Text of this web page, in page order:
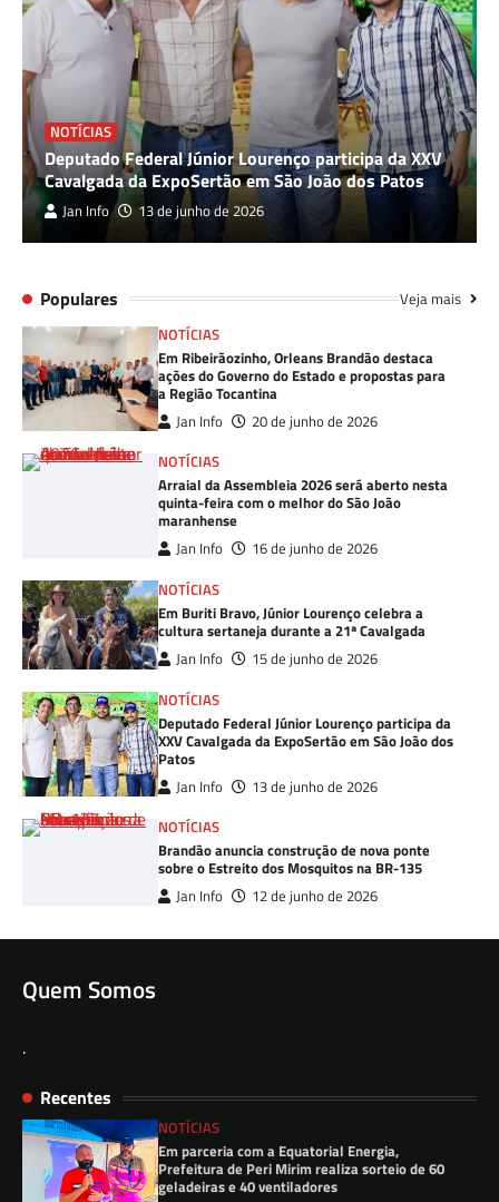
NOTÍCIAS
Deputado Federal Júnior Lourenço participa da XXV
Cavalgada da ExpoSertão em São João dos Patos
Jan Info 13 de junho de 2026
Populares Veja mais
NOTÍCIAS
Em Ribeirãozinho, Orleans Brandão destaca
ações do Governo do Estado e propostas para
a Região Tocantina
Jan Info
20 de junho de 2026
NOTÍCIAS
Arraial da Assembleia 2026 será aberto nesta
quinta-feira com o melhor do São João
maranhense
Jan Info
16 de junho de 2026
NOTÍCIAS
Em Buriti Bravo, Júnior Lourenço celebra a
cultura sertaneja durante a 21ª Cavalgada
Jan Info
15 de junho de 2026
NOTÍCIAS
Deputado Federal Júnior Lourenço participa da
XXV Cavalgada da ExpoSertão em São João dos
Patos
Jan Info
13 de junho de 2026
NOTÍCIAS
Brandão anuncia construção de nova ponte
sobre o Estreito dos Mosquitos na BR-135
Jan Info 12 de junho de 2026
Quem Somos
.
Recentes
NOTÍCIAS
Em parceria com a Equatorial Energia,
Prefeitura de Peri Mirim realiza sorteio de 60
geladeiras e 40 ventiladores